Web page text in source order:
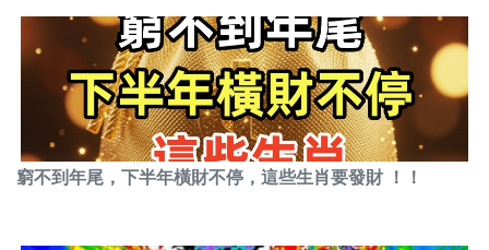
窮不到年尾，下半年橫財不停，這些生肖要發財 ！！